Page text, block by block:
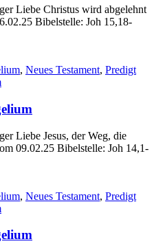
Liebe Christus wird abgelehnt
Bibelstelle: Joh 15,18-
, Neues Testament, Predigt
Liebe Jesus, der Weg, die
09.02.25 Bibelstelle: Joh 14,1-
, Neues Testament, Predigt